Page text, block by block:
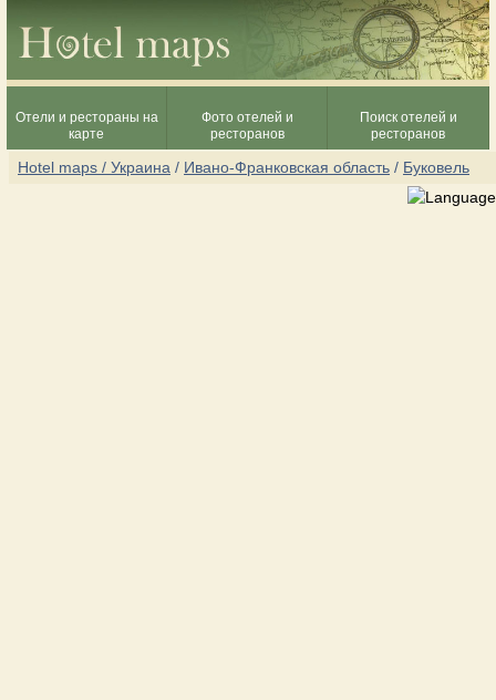
Отели и рестораны на
карте
Фото отелей и
ресторанов
Поиск отелей и
ресторанов
Hotel maps / Украина / Ивано-Франковская область / Буковель